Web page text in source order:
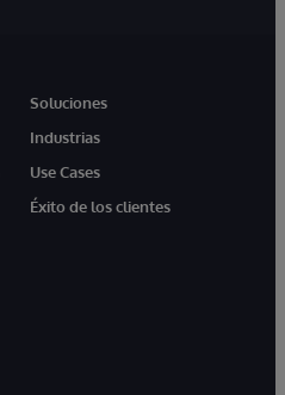
Soluciones
Industrias
Use Cases
Éxito de los clientes